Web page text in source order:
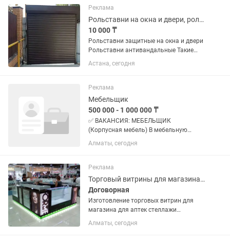
качества Доставка Установка Замер
при заказе по...
Реклама
Рольставни на окна и двери, ролеты, пол ставни
10 000 ₸
Рольставни защитные на окна и двери
Рольставни антивандальные Такие
системы защиты имеют большие
преимущества: - обеспечивают
окон и дверей; -эффективно
защищают...
Астана, сегодня
Реклама
Мебельщик
500 000 - 1 000 000 ₸
✅ ВАКАНСИЯ: МЕБЕЛЬЩИК
(Корпусная мебель) В мебельную
мастерскую требуется опытный
мебельщик! 🔧 Обязанности:
(шкафы, кухни, гардеробные, детская
мебель) •Распил,...
Алматы, сегодня
Реклама
Торговый витрины для магазина аптек стеллажи островок алматы
Договорная
Изготовление торговых витрин для
магазина для аптек стеллажи
островков в алматы на заказ.
Доставка и установка по городу
Алматы, сегодня